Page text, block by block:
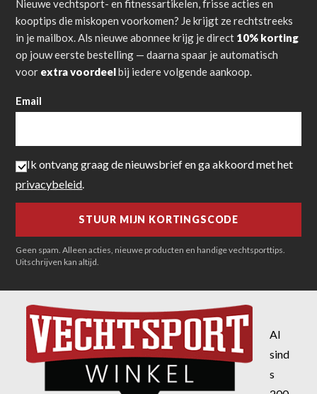
Nieuwe vechtsport- en fitnessartikelen, frisse acties en
kooptips die miskopen voorkomen? Je krijgt ze rechtstreeks
in je mailbox. Als nieuwe abonnee krijg je direct 10% korting
op jouw eerste bestelling — daarna spaar je automatisch
voor extra voordeelbij iedere volgende aankoop.
Email
Ik ontvang graag de nieuwsbrief en ga akkoord met het
privacybeleid.
Geen spam. Alleen acties, nieuwe producten en handige vechtsporttips.
Uitschrijven kan altijd.
Al
sind
s